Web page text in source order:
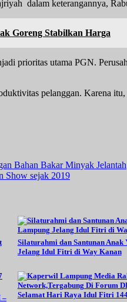
dalam keterangannya,
Goreng Stabilkan Harga
prioritas utama PGN.
pelanggan. Karena
Bahan Bakar Minyak Jelantah
Show sejak 2019
Silaturahmi dan Santunan
Jelang Idul Fitri di Way Kanan
–